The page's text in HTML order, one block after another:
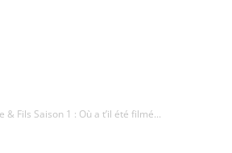
& Fils Saison 1 : Où a t’il été filmé...